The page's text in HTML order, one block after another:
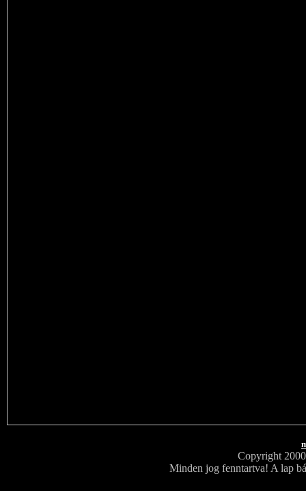
Copyright
Minden jog fenntartva! A lap